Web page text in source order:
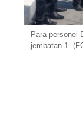
Para personel
jembatan 1.